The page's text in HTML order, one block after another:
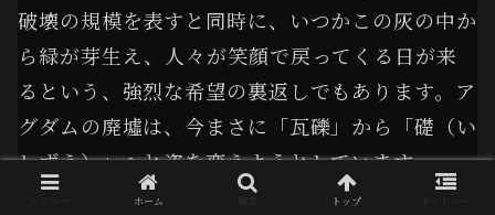
破壊の規模を表すと同時に、いつかこの灰の中か
ら緑が芽生え、人々が笑顔で戻ってくる日が来
るという、強烈な希望の裏返しでもあります。ア
グダムの廃墟は、今まさに「瓦礫」から「礎（い
しずえ）」へと姿を変えようとしています。
ホーム トップ